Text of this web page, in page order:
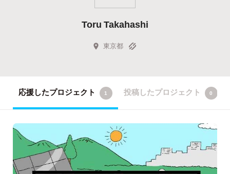
Toru Takahashi
東京都
応援したプロジェクト 1 投稿したプロジェクト 0